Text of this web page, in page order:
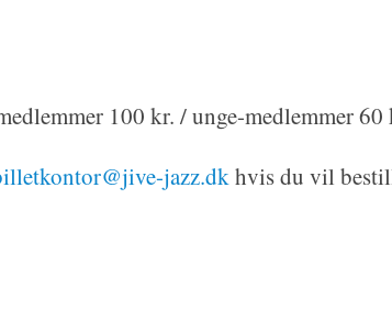
100 kr. / unge-medlemmer 60
jazz.dkhvis du vil